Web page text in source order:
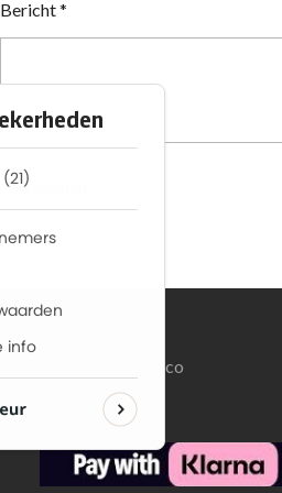
Bericht *
Verzenden
Over Toonies woondeco